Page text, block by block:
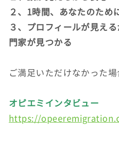
２、1時間、あなたのため
３、プロフィールが見え
門家が見つかる
ご満足いただけなかった
オピエミインタビュー
https://